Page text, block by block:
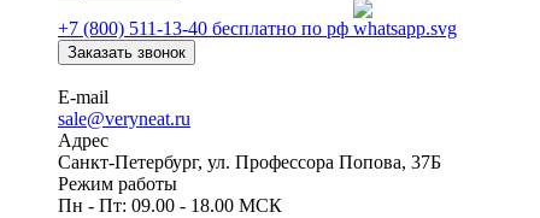
+7 (800) 511-13-40 бесплатно по рф
Заказать звонок
E-mail
sale@veryneat.ru
Адрес
Санкт-Петербург, ул. Профессора Попова, 37Б
Режим работы
Пн - Пт: 09.00 - 18.00 МСК